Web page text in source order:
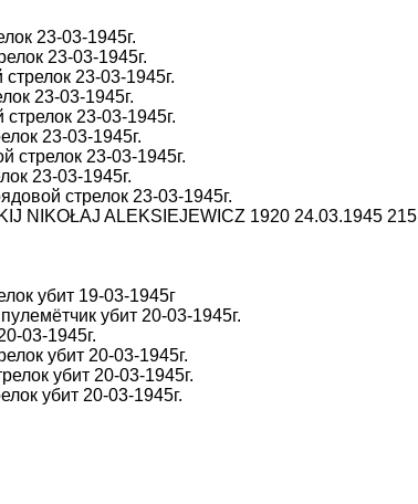
23-03-1945г.
23-03-1945г.
23-03-1945г.
23-03-1945г.
стрелок 23-03-1945г.
23-03-1945г.
стрелок 23-03-1945г.
23-03-1945г.
стрелок 23-03-1945г.
NIKOŁAJ ALEKSIEJEWICZ 1920 24.03.1945 215
убит 19-03-1945г
убит 20-03-1945г.
03-1945г.
убит 20-03-1945г.
убит 20-03-1945г.
убит 20-03-1945г.